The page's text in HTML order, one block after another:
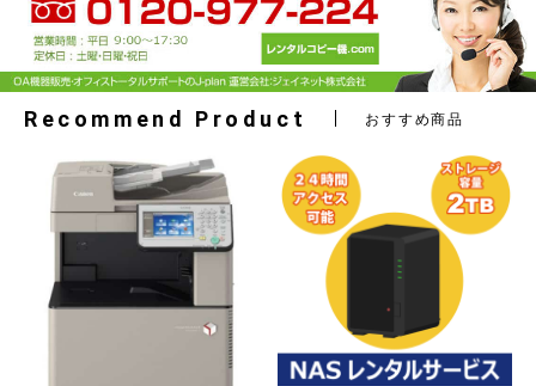
Recommend Product おすすめ商品